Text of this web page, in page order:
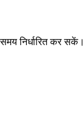
निर्धारित कर सकें।